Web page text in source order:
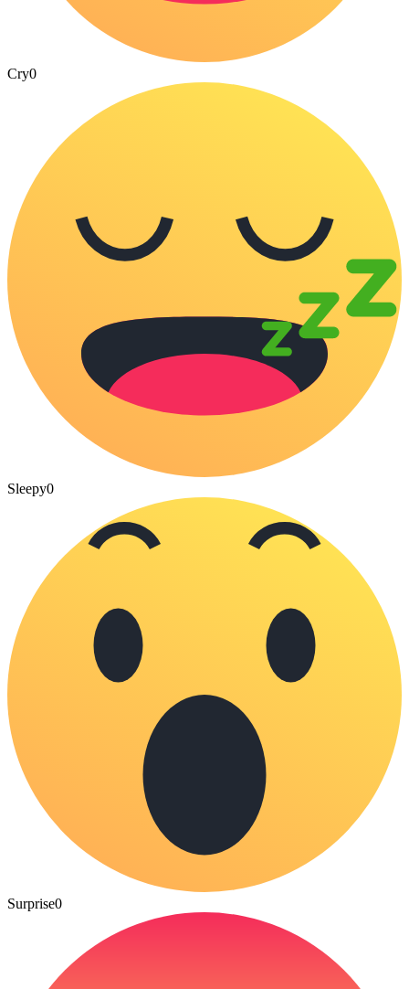
Cry0
Sleepy0
Surprise0